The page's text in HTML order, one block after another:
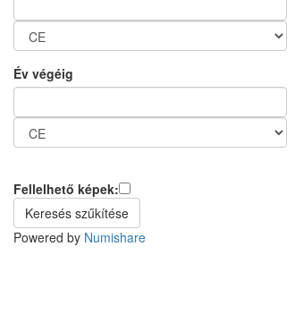
Év végéig
Fellelhető képek:
Powered by Numishare